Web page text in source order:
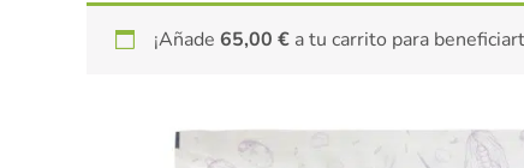
¡Añade 65,00 € a tu carrito para